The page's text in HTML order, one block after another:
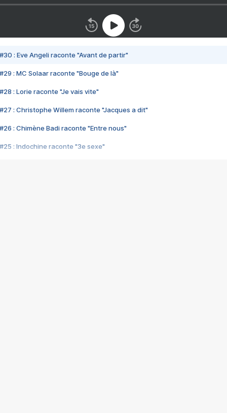
#30 : Eve Angeli raconte "Avant de partir"
#29 : MC Solaar raconte "Bouge de là"
#28 : Lorie raconte "Je vais vite"
#27 : Christophe Willem raconte "Jacques a dit"
#26 : Chimène Badi raconte "Entre nous"
#25 : Indochine raconte "3e sexe"